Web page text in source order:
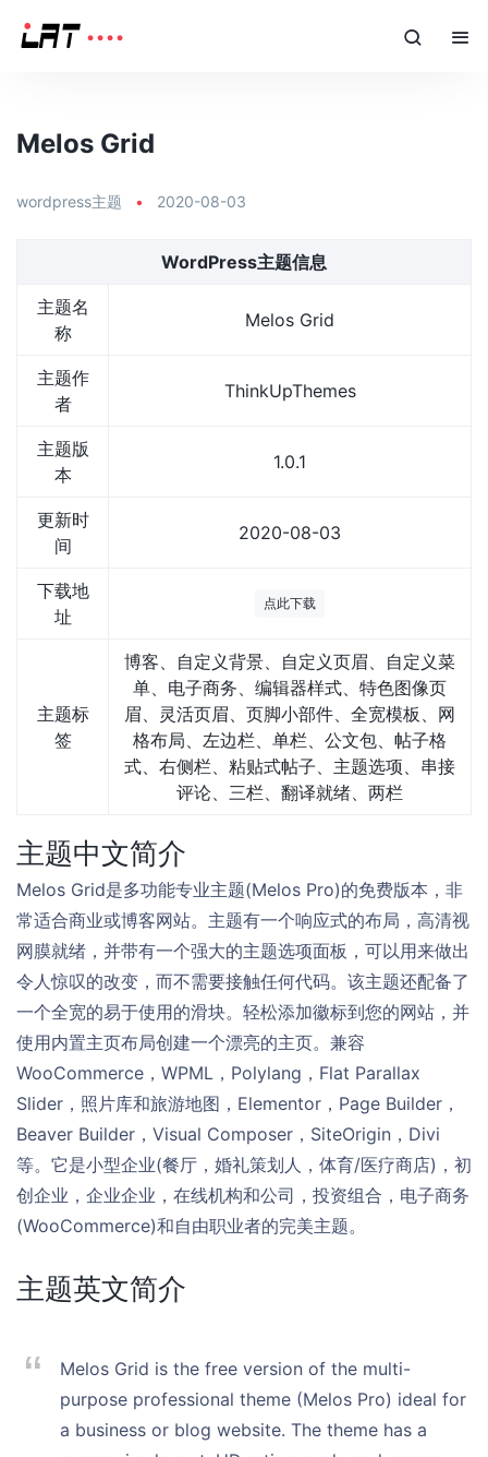
Melos Grid
wordpress主题 • 2020-08-03
WordPress主题信息
主题名
称
Melos Grid
主题作
者
ThinkUpThemes
主题版
本
1.0.1
更新时
间
2020-08-03
下载地
址
点此下载
主题标
签
博客、自定义背景、自定义页眉、自定义菜
单、电子商务、编辑器样式、特色图像页
眉、灵活页眉、页脚小部件、全宽模板、网
格布局、左边栏、单栏、公文包、帖子格
式、右侧栏、粘贴式帖子、主题选项、串接
评论、三栏、翻译就绪、两栏
主题中文简介
Melos Grid是多功能专业主题(Melos Pro)的免费版本，非
常适合商业或博客网站。主题有一个响应式的布局，高清视
网膜就绪，并带有一个强大的主题选项面板，可以用来做出
令人惊叹的改变，而不需要接触任何代码。该主题还配备了
一个全宽的易于使用的滑块。轻松添加徽标到您的网站，并
使用内置主页布局创建一个漂亮的主页。兼容
WooCommerce，WPML，Polylang，Flat Parallax
Slider，照片库和旅游地图，Elementor，Page Builder，
Beaver Builder，Visual Composer，SiteOrigin，Divi
等。它是小型企业(餐厅，婚礼策划人，体育/医疗商店)，初
创企业，企业企业，在线机构和公司，投资组合，电子商务
(WooCommerce)和自由职业者的完美主题。
主题英文简介
Melos Grid is the free version of the multi-
purpose professional theme (Melos Pro) ideal for
a business or blog website. The theme has a